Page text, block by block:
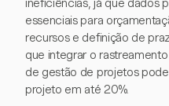
ineficiências, já que dados
essenciais para
recursos e definição de
que integrar o
de gestão de projetos
projeto em até 20%.